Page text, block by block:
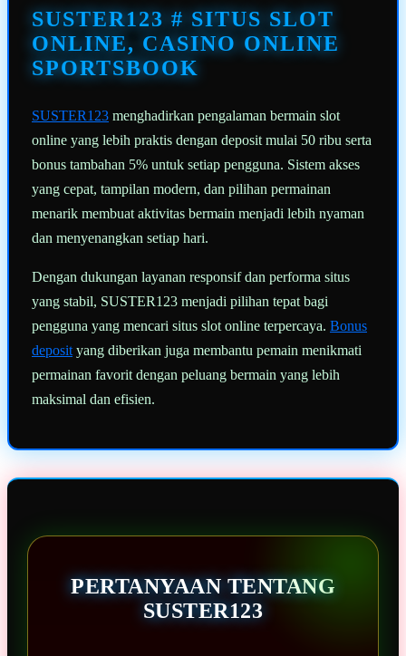
halaman
yang
sama.
SUSTER123 # SITUS SLOT
ONLINE, CASINO ONLINE
SPORTSBOOK
SUSTER123 menghadirkan pengalaman bermain slot
online yang lebih praktis dengan deposit mulai 50 ribu serta
bonus tambahan 5% untuk setiap pengguna. Sistem akses
yang cepat, tampilan modern, dan pilihan permainan
menarik membuat aktivitas bermain menjadi lebih nyaman
dan menyenangkan setiap hari.
Dengan dukungan layanan responsif dan performa situs
yang stabil, SUSTER123 menjadi pilihan tepat bagi
pengguna yang mencari situs slot online terpercaya. Bonus
deposit yang diberikan juga membantu pemain menikmati
permainan favorit dengan peluang bermain yang lebih
maksimal dan efisien.
PERTANYAAN TENTANG
SUSTER123